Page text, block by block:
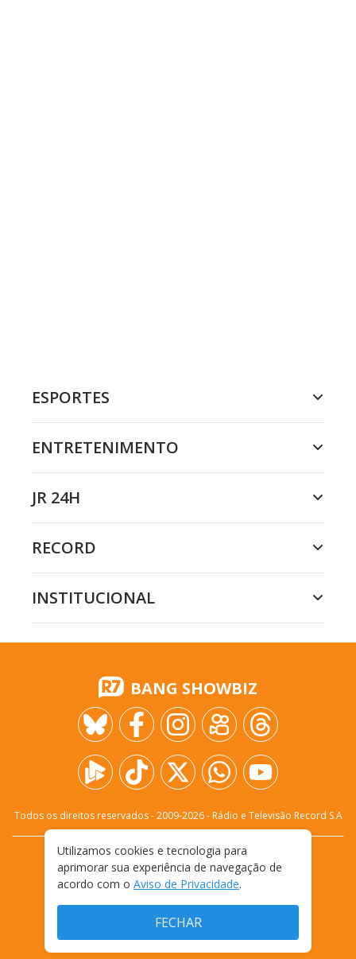
ESPORTES
ENTRETENIMENTO
JR 24H
RECORD
INSTITUCIONAL
BANG SHOWBIZ
Todos os direitos reservados - 2009-2026- Rádio e Televisão Record S.A
FALE CONOSCO
PRIVACIDADE
TERMOS E CONDIÇÕES DE USO
Utilizamos cookies e tecnologia para
aprimorar sua experiência de navegação de
acordo com o Aviso de Privacidade.
FECHAR